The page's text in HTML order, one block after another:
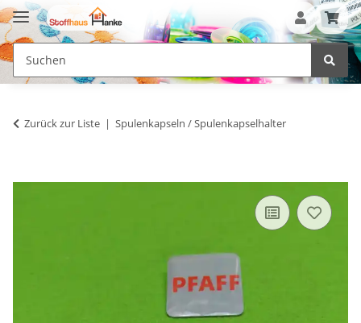
Zurück zur Liste Spulenkapseln / Spulenkapselhalter